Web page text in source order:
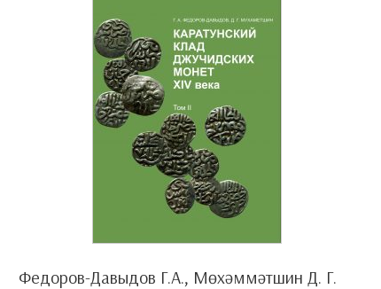
Федоров-Давыдов Г.А., Мөхәммәтшин Д. Г.